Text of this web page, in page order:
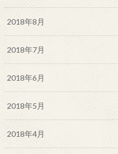
2018年8月
2018年7月
2018年6月
2018年5月
2018年4月